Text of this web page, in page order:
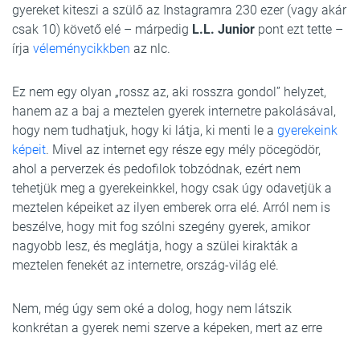
gyereket kiteszi a szülő az Instagramra 230 ezer (vagy akár
csak 10) követő elé – márpedig L.L. Junior pont ezt tette –
írja véleménycikkben az nlc.
Ez nem egy olyan „rossz az, aki rosszra gondol” helyzet,
hanem az a baj a meztelen gyerek internetre pakolásával,
hogy nem tudhatjuk, hogy ki látja, ki menti le a gyerekeink
képeit. Mivel az internet egy része egy mély pöcegödör,
ahol a perverzek és pedofilok tobzódnak, ezért nem
tehetjük meg a gyerekeinkkel, hogy csak úgy odavetjük a
meztelen képeiket az ilyen emberek orra elé. Arról nem is
beszélve, hogy mit fog szólni szegény gyerek, amikor
nagyobb lesz, és meglátja, hogy a szülei kirakták a
meztelen fenekét az internetre, ország-világ elé.
Nem, még úgy sem oké a dolog, hogy nem látszik
konkrétan a gyerek nemi szerve a képeken, mert az erre